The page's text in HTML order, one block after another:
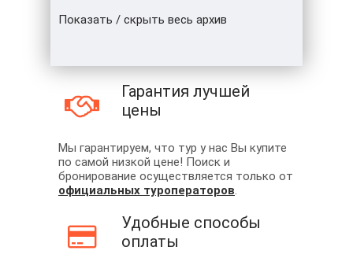
Показать / скрыть весь архив
Гарантия лучшей
цены
Мы гарантируем, что тур у нас Вы купите
по самой низкой цене! Поиск и
бронирование осуществляется только от
официальных туроператоров.
Удобные способы
оплаты